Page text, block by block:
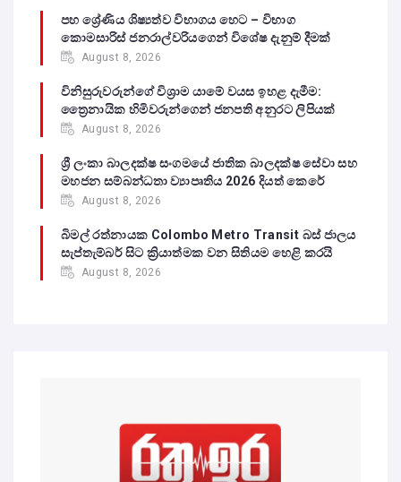
පහ ශ්‍රේණිය ශිෂ්‍යත්ව විභාගය හෙට – විභාග
කොමසාරිස් ජනරාල්වරියගෙන් විශේෂ දැනුම් දීමක්
August 8, 2026
විනිසුරුවරුන්ගේ විශ්‍රාම යාමේ වයස ඉහළ දැමීම:
ත්‍රෛනායික හිමිවරුන්ගෙන් ජනපති අනුරට ලිපියක්
August 8, 2026
ශ්‍රී ලංකා බාලදක්ෂ සංගමයේ ජාතික බාලදක්ෂ සේවා සහ
මහජන සම්බන්ධතා ව්‍යාපෘතිය 2026 දියත් කෙරේ
August 8, 2026
බිමල් රත්නායක Colombo Metro Transit බස් ජාලය
සැප්තැම්බර් සිට ක්‍රියාත්මක වන සිතියම හෙළි කරයි
August 8, 2026